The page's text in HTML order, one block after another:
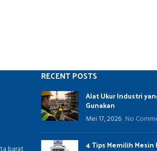
RECENT POSTS
Alat Ukur Industri
Gunakan
Mei 17, 2026 No
4 Tips Memilih